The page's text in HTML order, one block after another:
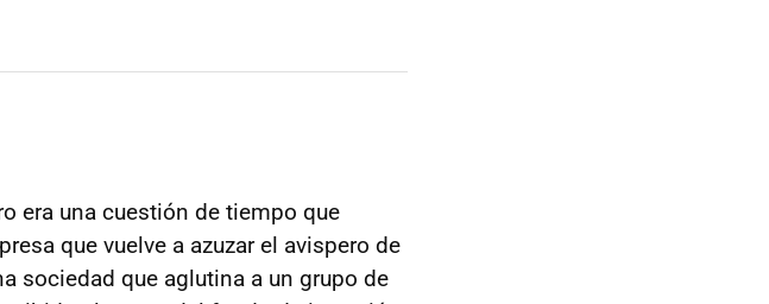
era una cuestión de tiempo que
que vuelve a azuzar el avispero de
sociedad que aglutina a un grupo de